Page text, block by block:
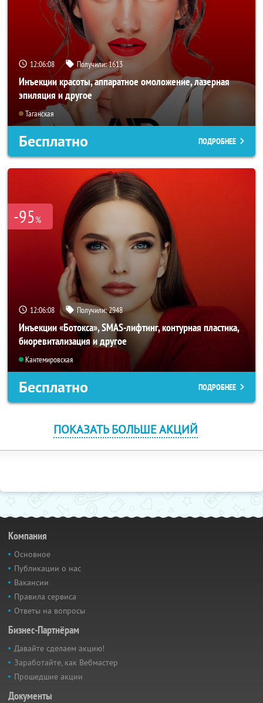
12:06:08 Получили:1613
Инъекции красоты, аппаратное омоложение, лазерная
эпиляция и другое
Таганская
Бесплатно ПОДРОБНЕЕ
-95%
12:06:08 Получили:2948
Инъекции «Ботокса», SMAS-лифтинг, контурная пластика,
биоревитализация и другое
Кантемировская
Бесплатно ПОДРОБНЕЕ
ПОКАЗАТЬ БОЛЬШЕ АКЦИЙ
Компания
Основное
Публикации о нас
Вакансии
Правила сервиса
Ответы на вопросы
Бизнес-Партнёрам
Давайте сделаем акцию!
Заработайте, как Вебмастер
Прошедшие акции
Документы